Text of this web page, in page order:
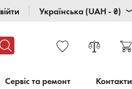
Українська (UAH - ₴)
Сервіс та ремонт Контакти